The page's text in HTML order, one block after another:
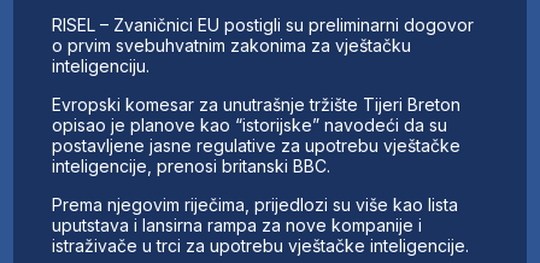
FINANSIJE
IZ STRANIH MEDIJA
AKTIVNOSTI
SWOT INTERVJU
UČLANI SE
KONTAKT
RISEL – Zvaničnici EU postigli su preliminarni dogovor
o prvim svebuhvatnim zakonima za vještačku
inteligenciju.
Evropski komesar za unutrašnje tržište Tijeri Breton
opisao je planove kao “istorijske” navodeći da su
postavljene jasne regulative za upotrebu vještačke
inteligencije, prenosi britanski BBC.
Prema njegovim riječima, prijedlozi su više kao lista
uputstava i lansirna rampa za nove kompanije i
istraživače u trci za upotrebu vještačke inteligencije.